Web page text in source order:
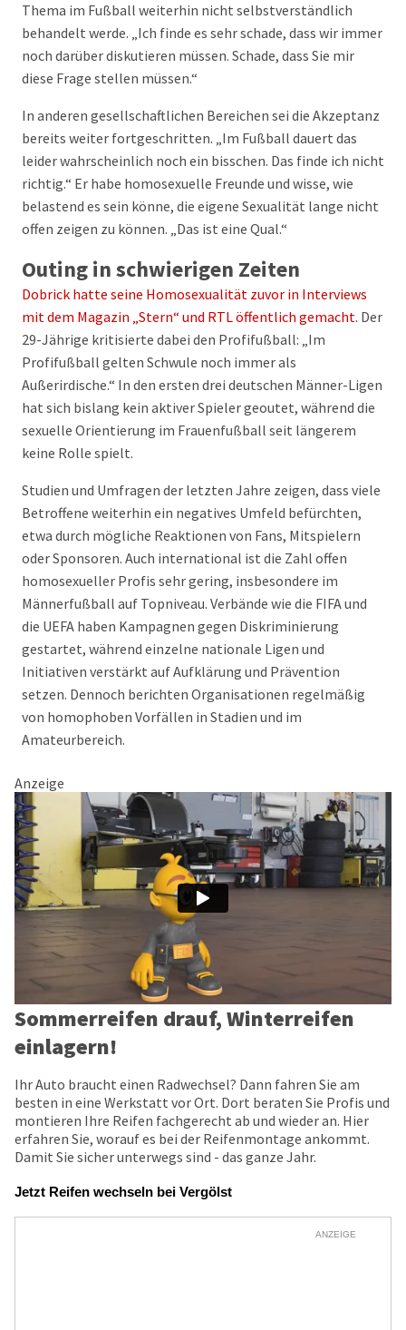
Thema im Fußball weiterhin nicht selbstverständlich
behandelt werde. „Ich finde es sehr schade, dass wir immer
noch darüber diskutieren müssen. Schade, dass Sie mir
diese Frage stellen müssen.“
In anderen gesellschaftlichen Bereichen sei die Akzeptanz
bereits weiter fortgeschritten. „Im Fußball dauert das
leider wahrscheinlich noch ein bisschen. Das finde ich nicht
richtig.“ Er habe homosexuelle Freunde und wisse, wie
belastend es sein könne, die eigene Sexualität lange nicht
offen zeigen zu können. „Das ist eine Qual.“
Outing in schwierigen Zeiten
Dobrick hatte seine Homosexualität zuvor in Interviews
mit dem Magazin „Stern“ und RTL öffentlich gemacht. Der
29-Jährige kritisierte dabei den Profifußball: „Im
Profifußball gelten Schwule noch immer als
Außerirdische.“ In den ersten drei deutschen Männer-Ligen
hat sich bislang kein aktiver Spieler geoutet, während die
sexuelle Orientierung im Frauenfußball seit längerem
keine Rolle spielt.
Studien und Umfragen der letzten Jahre zeigen, dass viele
Betroffene weiterhin ein negatives Umfeld befürchten,
etwa durch mögliche Reaktionen von Fans, Mitspielern
oder Sponsoren. Auch international ist die Zahl offen
homosexueller Profis sehr gering, insbesondere im
Männerfußball auf Topniveau. Verbände wie die FIFA und
die UEFA haben Kampagnen gegen Diskriminierung
gestartet, während einzelne nationale Ligen und
Initiativen verstärkt auf Aufklärung und Prävention
setzen. Dennoch berichten Organisationen regelmäßig
von homophoben Vorfällen in Stadien und im
Amateurbereich.
Anzeige
Sommerreifen drauf, Winterreifen
einlagern!
Ihr Auto braucht einen Radwechsel? Dann fahren Sie am
besten in eine Werkstatt vor Ort. Dort beraten Sie Profis und
montieren Ihre Reifen fachgerecht ab und wieder an. Hier
erfahren Sie, worauf es bei der Reifenmontage ankommt.
Damit Sie sicher unterwegs sind - das ganze Jahr.
Jetzt Reifen wechseln bei Vergölst
ANZEIGE